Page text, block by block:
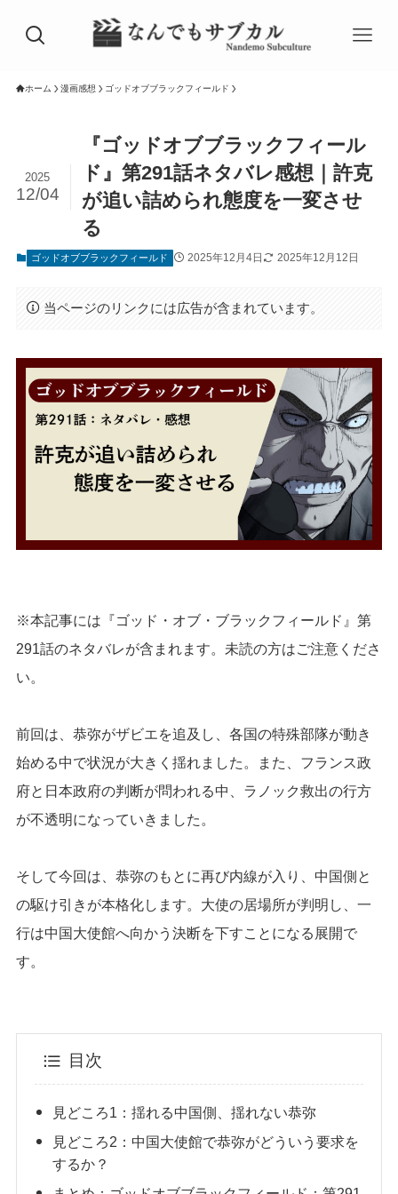
ホーム 漫画感想 ゴッドオブブラックフィールド
『ゴッドオブブラックフィール
ド』第291話ネタバレ感想｜許克
が追い詰められ態度を一変させ
る
2025
12/04
ゴッドオブブラックフィールド 2025年12月4日 2025年12月12日
当ページのリンクには広告が含まれています。
※本記事には『ゴッド・オブ・ブラックフィールド』第
291話のネタバレが含まれます。未読の方はご注意くださ
い。
前回は、恭弥がザビエを追及し、各国の特殊部隊が動き
始める中で状況が大きく揺れました。また、フランス政
府と日本政府の判断が問われる中、ラノック救出の行方
が不透明になっていきました。
そして今回は、恭弥のもとに再び内線が入り、中国側と
の駆け引きが本格化します。大使の居場所が判明し、一
行は中国大使館へ向かう決断を下すことになる展開で
す。
目次
見どころ1：揺れる中国側、揺れない恭弥
見どころ2：中国大使館で恭弥がどういう要求を
するか？